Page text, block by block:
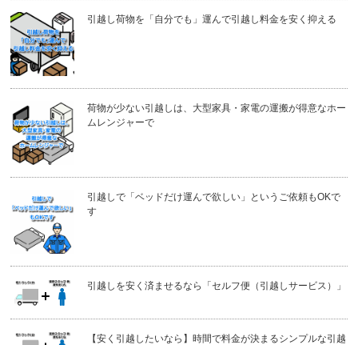
引越し荷物を「自分でも」運んで引越し料金を安く抑える
荷物が少ない引越しは、大型家具・家電の運搬が得意なホー
ムレンジャーで
引越しで「ベッドだけ運んで欲しい」というご依頼もOKで
す
引越しを安く済ませるなら「セルフ便（引越しサービス）」
【安く引越したいなら】時間で料金が決まるシンプルな引越